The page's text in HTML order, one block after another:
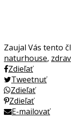
Zaujal Vás tento
naturhouse,
Zdieľať
Tweetnuť
Zdieľať
Zdieľať
E-mailovať